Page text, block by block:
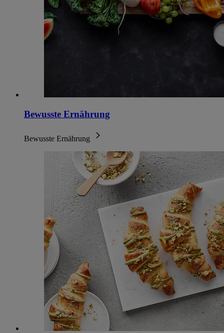
Bewusste Ernährung
Bewusste Ernährung